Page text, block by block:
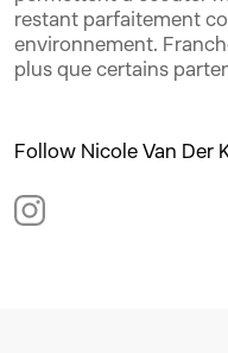
restant parfaitement
environnement.
plus que certains
Follow Nicole Van Der